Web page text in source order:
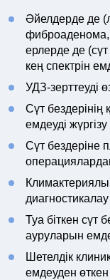
Әйелдерде де
фиброаденома,
ерлерде де (сүт
кең спектрін
УДЗ-зерттеуді
Сүт бездерінің
емдеуді жүргізу
Сүт бездеріне
Туа біткен сүт
ауруларын
Шетелдік
емдеуден